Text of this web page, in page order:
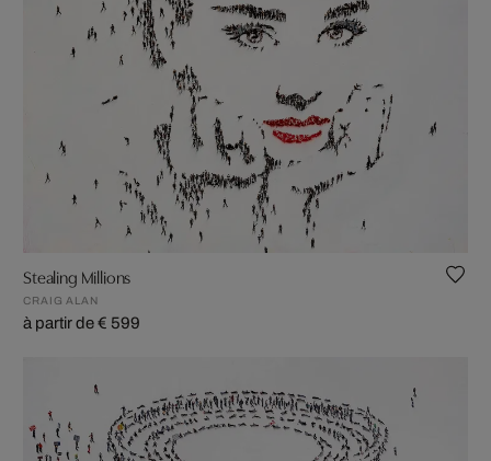
Stealing Millions
CRAIG ALAN
à partir de € 599